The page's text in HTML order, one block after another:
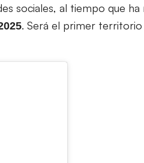
sociales, al tiempo que
. Será el primer